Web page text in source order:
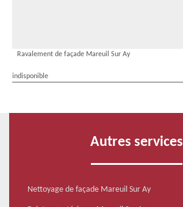
Ravalement de façade Mareuil Sur Ay
indisponible
Autres services
Nettoyage de façade Mareuil Sur Ay